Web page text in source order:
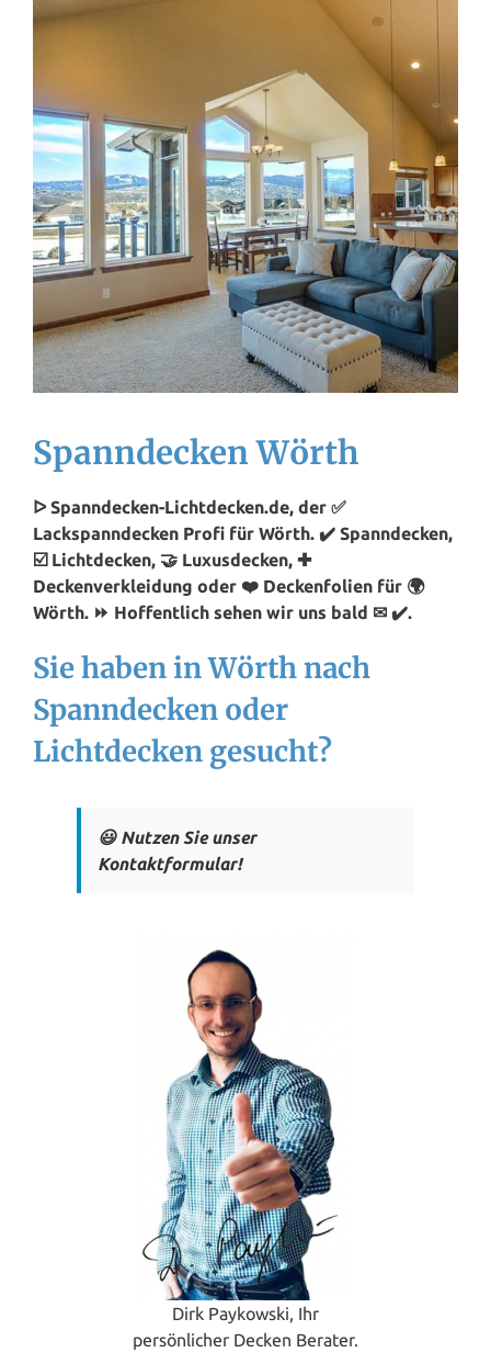
Spanndecken Wörth
ᐅ Spanndecken-Lichtdecken.de, der ✅
Lackspanndecken Profi für Wörth. ✔️ Spanndecken,
☑️ Lichtdecken, 🤝 Luxusdecken, ✚
Deckenverkleidung oder ❤️ Deckenfolien für 🌍
Wörth. ⏩ Hoffentlich sehen wir uns bald ✉ ✔️.
Sie haben in Wörth nach
Spanndecken oder
Lichtdecken gesucht?
😃 Nutzen Sie unser
Kontaktformular!
Dirk Paykowski, Ihr
persönlicher Decken Berater.